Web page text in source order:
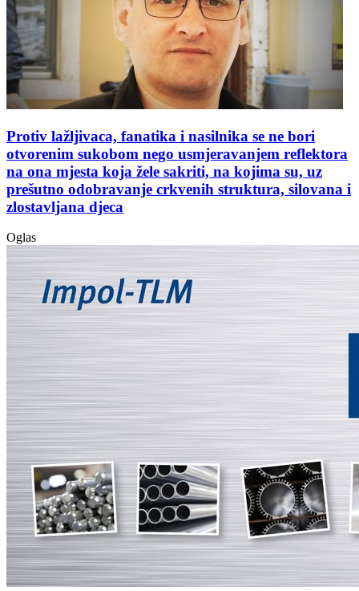
Protiv lažljivaca, fanatika i nasilnika se ne bori
otvorenim sukobom nego usmjeravanjem reflektora
na ona mjesta koja žele sakriti, na kojima su, uz
prešutno odobravanje crkvenih struktura, silovana i
zlostavljana djeca
Oglas